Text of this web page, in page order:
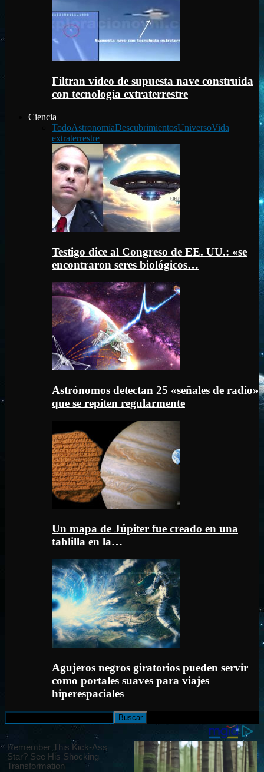
Filtran vídeo de supuesta nave construida
con tecnología extraterrestre
Ciencia
TodoAstronomíaDescubrimientosUniversoVida
extraterrestre
Testigo dice al Congreso de EE. UU.: «se
encontraron seres biológicos…
Astrónomos detectan 25 «señales de radio»
que se repiten regularmente
Un mapa de Júpiter fue creado en una
tablilla en la…
Agujeros negros giratorios pueden servir
como portales suaves para viajes
hiperespaciales